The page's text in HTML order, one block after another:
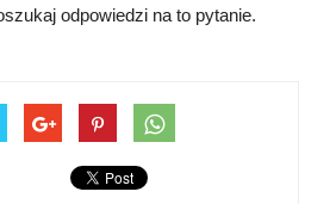
odpowiedzi na to pytanie.